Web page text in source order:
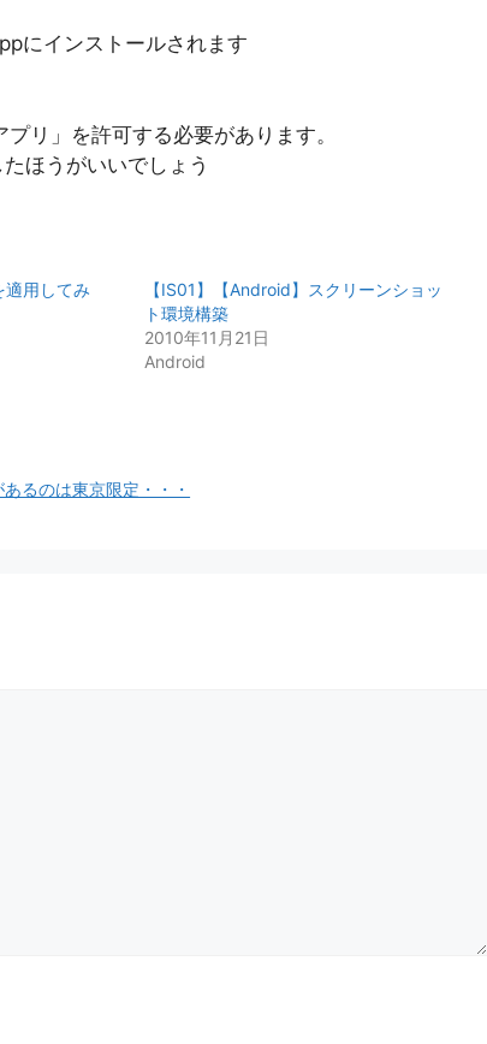
にインストールされます
リ」を許可する必要があります。
ほうがいいでしょう
適用してみ
【IS01】【Android】スクリーンショッ
ト環境構築
2010年11月21日
Android
るのは東京限定・・・